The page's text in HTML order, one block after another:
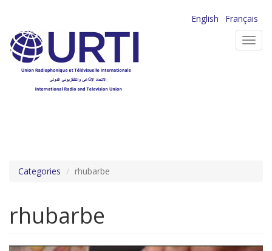
contenu
principal
English
Français
Categories rhubarbe
rhubarbe